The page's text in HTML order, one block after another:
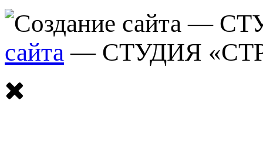
сайта — СТУДИЯ